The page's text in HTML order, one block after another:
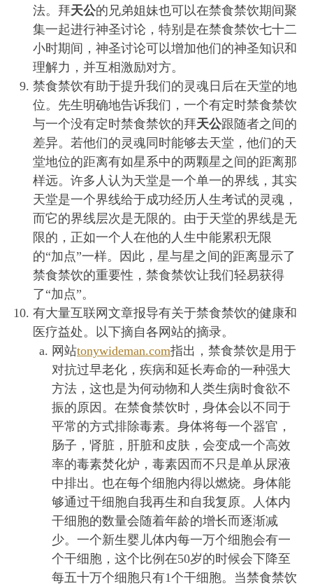
法。拜天公的兄弟姐妹也可以在禁食禁饮期间聚
集一起进行神圣讨论，特别是在禁食禁饮七十二
小时期间，神圣讨论可以增加他们的神圣知识和
理解力，并互相激励对方。
禁食禁饮有助于提升我们的灵魂日后在天堂的地
位。先生明确地告诉我们，一个有定时禁食禁饮
与一个没有定时禁食禁饮的拜天公跟随者之间的
差异。若他们的灵魂同时能够去天堂，他们的天
堂地位的距离有如星系中的两颗星之间的距离那
样远。许多人认为天堂是一个单一的界线，其实
天堂是一个界线给于成功经历人生考试的灵魂，
而它的界线层次是无限的。由于天堂的界线是无
限的，正如一个人在他的人生中能累积无限
的“加点”一样。因此，星与星之间的距离显示了
禁食禁饮的重要性，禁食禁饮让我们轻易获得
了“加点”。
有大量互联网文章报导有关于禁食禁饮的健康和
医疗益处。以下摘自各网站的摘录。
网站tonywideman.com指出，禁食禁饮是用于
对抗过早老化，疾病和延长寿命的一种强大
方法，这也是为何动物和人类生病时食欲不
振的原因。在禁食禁饮时，身体会以不同于
平常的方式排除毒素。身体将每一个器官，
肠子，肾脏，肝脏和皮肤，会变成一个高效
率的毒素焚化炉，毒素因而不只是单从尿液
中排出。也在每个细胞内得以燃烧。身体能
够通过干细胞自我再生和自我复原。人体内
干细胞的数量会随着年龄的增长而逐渐减
少。一个新生婴儿体内每一万个细胞会有一
个干细胞，这个比例在50岁的时候会下降至
每五十万个细胞只有1个干细胞。当禁食禁饮